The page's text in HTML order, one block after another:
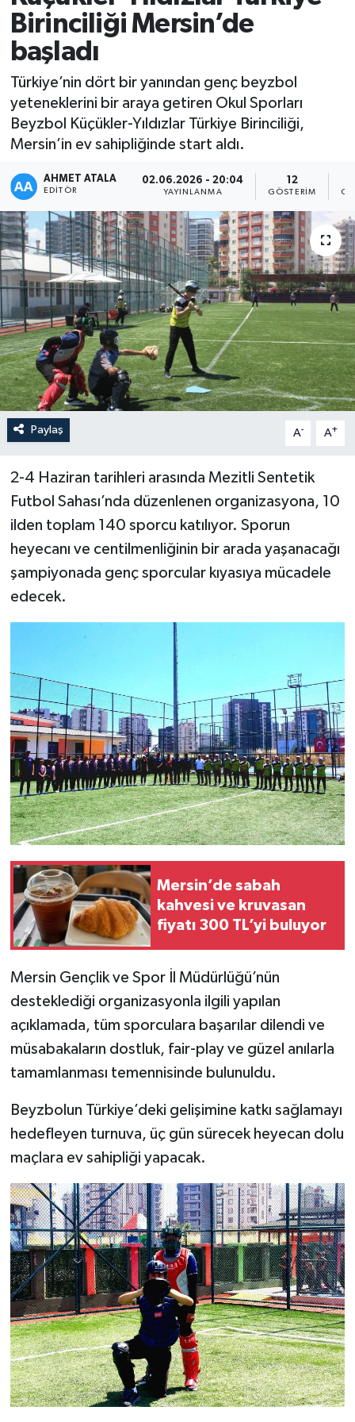
Birinciliği Mersin’de
başladı
Türkiye’nin dört bir yanından genç beyzbol
yeteneklerini bir araya getiren Okul Sporları
Beyzbol Küçükler-Yıldızlar Türkiye Birinciliği,
Mersin’in ev sahipliğinde start aldı.
AHMET ATALA
EDITÖR
02.06.2026 - 20:04
YAYINLANMA
12
GÖSTERIM
Paylaş A- A+
2-4 Haziran tarihleri arasında Mezitli Sentetik
Futbol Sahası’nda düzenlenen organizasyona, 10
ilden toplam 140 sporcu katılıyor. Sporun
heyecanı ve centilmenliğinin bir arada yaşanacağı
şampiyonada genç sporcular kıyasıya mücadele
edecek.
Mersin’de sabah
kahvesi ve kruvasan
fiyatı 300 TL’yi buluyor
Mersin Gençlik ve Spor İl Müdürlüğü’nün
desteklediği organizasyonla ilgili yapılan
açıklamada, tüm sporculara başarılar dilendi ve
müsabakaların dostluk, fair-play ve güzel anılarla
tamamlanması temennisinde bulunuldu.
Beyzbolun Türkiye’deki gelişimine katkı sağlamayı
hedefleyen turnuva, üç gün sürecek heyecan dolu
maçlara ev sahipliği yapacak.